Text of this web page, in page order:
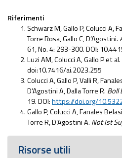
Riferimenti
Schwarz M, Gallo P, Colucci A,
Torre Rosa, Gallo C, D’Agostini.
61, No. 4: 293-300. DOI:
Luzi AM, Colucci A, Gallo P et al.
doi:10.7416/ai.2023.255
Colucci A, Gallo P, Valli R,
D’Agostini A, Dalla Torre R. Boll
19. DOI:https://doi.org/
Gallo P, Colucci A, Fanales
Torre R, D’Agostini A. Not Ist
Risorse utili